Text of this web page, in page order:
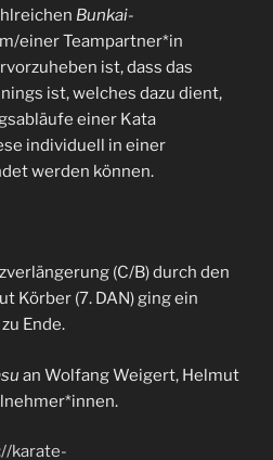
Bunkai-
einer Teampartner*in
ist, dass das
ist, welches dazu dient,
einer Kata
individuell in einer
werden können.
(C/B) durch den
Körber (7. DAN) ging ein
Ende.
an Wolfang Weigert, Helmut
karate-